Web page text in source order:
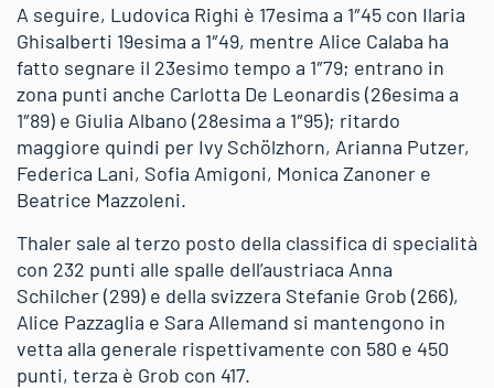
A seguire, Ludovica Righi è 17esima a 1″45 con Ilaria
Ghisalberti 19esima a 1″49, mentre Alice Calaba ha
fatto segnare il 23esimo tempo a 1″79; entrano in
zona punti anche Carlotta De Leonardis (26esima a
1″89) e Giulia Albano (28esima a 1″95); ritardo
maggiore quindi per Ivy Schölzhorn, Arianna Putzer,
Federica Lani, Sofia Amigoni, Monica Zanoner e
Beatrice Mazzoleni.
Thaler sale al terzo posto della classifica di specialità
con 232 punti alle spalle dell’austriaca Anna
Schilcher (299) e della svizzera Stefanie Grob (266),
Alice Pazzaglia e Sara Allemand si mantengono in
vetta alla generale rispettivamente con 580 e 450
punti, terza è Grob con 417.